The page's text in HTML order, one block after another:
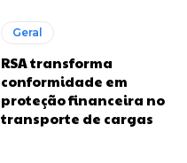
Geral
RSA transforma
conformidade em
proteção financeira no
transporte de cargas